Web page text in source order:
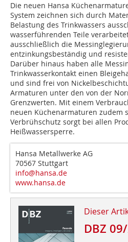
Die neuen Hansa
System zeichnen sich durch
Belastung des Trinkwassers
wasserführenden Teile
ausschließlich die
entzinkungsbeständig und
Darüber hinaus haben alle
Trinkwasserkontakt einen
und sind frei von
Armaturen unter den von der
Grenzwerten. Mit einem
neuen Küchenarmaturen ­zudem
Verbrühschutz sorgt bei allen
Heißwassersperre.
Hansa Metallwerke AG
70567 Stuttgart
info@hansa.de
www.hansa.de
Dieser
DBZ